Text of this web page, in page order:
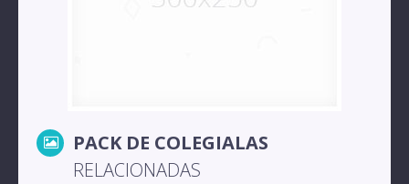
PACK DE COLEGIALAS
RELACIONADAS